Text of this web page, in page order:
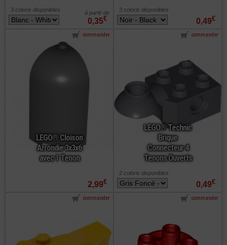
0,35€
à partir de
3 coloris disponibles
0,49€
3 coloris disponibles
LEGO® Cloison
Arrondie 3x3x6
avec 1 Tenon
2,99€
commander
LEGO® Technic
Brique
Connecteur 4
Tenons Ouverts
0,49€
commander
2 coloris disponibles
commander commander